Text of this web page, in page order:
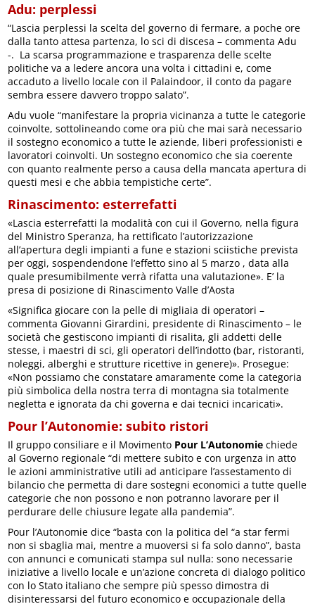
Adu: perplessi
“Lascia perplessi la scelta del governo di fermare, a poche ore
dalla tanto attesa partenza, lo sci di discesa – commenta Adu
-. La scarsa programmazione e trasparenza delle scelte
politiche va a ledere ancora una volta i cittadini e, come
accaduto a livello locale con il Palaindoor, il conto da pagare
sembra essere davvero troppo salato”.
Adu vuole “manifestare la propria vicinanza a tutte le categorie
coinvolte, sottolineando come ora più che mai sarà necessario
il sostegno economico a tutte le aziende, liberi professionisti e
lavoratori coinvolti. Un sostegno economico che sia coerente
con quanto realmente perso a causa della mancata apertura di
questi mesi e che abbia tempistiche certe”.
Rinascimento: esterrefatti
«Lascia esterrefatti la modalità con cui il Governo, nella figura
del Ministro Speranza, ha rettificato l’autorizzazione
all’apertura degli impianti a fune e stazioni sciistiche prevista
per oggi, sospendendone l’effetto sino al 5 marzo , data alla
quale presumibilmente verrà rifatta una valutazione». E’ la
presa di posizione di Rinascimento Valle d’Aosta
«Significa giocare con la pelle di migliaia di operatori –
commenta Giovanni Girardini, presidente di Rinascimento – le
società che gestiscono impianti di risalita, gli addetti delle
stesse, i maestri di sci, gli operatori dell’indotto (bar, ristoranti,
noleggi, alberghi e strutture ricettive in genere)». Prosegue:
«Non possiamo che constatare amaramente come la categoria
più simbolica della nostra terra di montagna sia totalmente
negletta e ignorata da chi governa e dai tecnici incaricati».
Pour l’Autonomie: subito ristori
Il gruppo consiliare e il Movimento Pour L’Autonomie chiede
al Governo regionale “di mettere subito e con urgenza in atto
le azioni amministrative utili ad anticipare l’assestamento di
bilancio che permetta di dare sostegni economici a tutte quelle
categorie che non possono e non potranno lavorare per il
perdurare delle chiusure legate alla pandemia”.
Pour l’Autonomie dice “basta con la politica del “a star fermi
non si sbaglia mai, mentre a muoversi si fa solo danno”, basta
con annunci e comunicati stampa sul nulla: sono necessarie
iniziative a livello locale e un’azione concreta di dialogo politico
con lo Stato italiano che sempre più spesso dimostra di
disinteressarsi del futuro economico e occupazionale della